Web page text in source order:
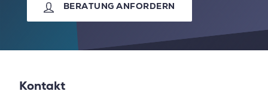
BERATUNG ANFORDERN
Kontakt